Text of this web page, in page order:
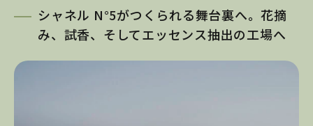
シャネル N°5がつくられる舞台裏へ。花摘
み、試香、そしてエッセンス抽出の工場へ